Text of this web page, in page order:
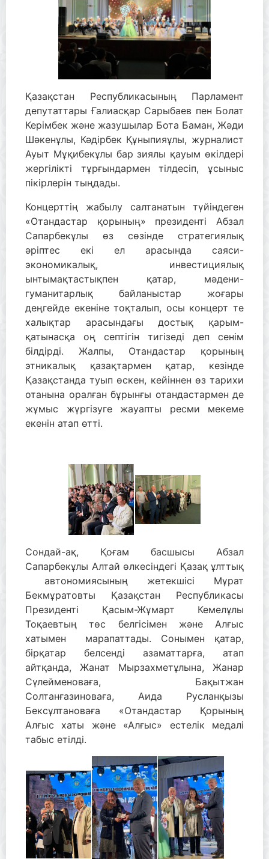
Қазақстан Республикасының Парламент
депутаттары Ғалиасқар Сарыбаев пен Болат
Керімбек және жазушылар Бота Баман, Жәди
Шәкенұлы, Кәдірбек Құныпияұлы, журналист
Ауыт Мұқибекұлы бар зиялы қауым өкілдері
жергілікті тұрғындармен тілдесіп, ұсыныс
пікірлерін тыңдады.
Концерттің жабылу салтанатын түйіндеген
«Отандастар қорының» президенті Абзал
Сапарбекұлы өз сөзінде стратегиялық
әріптес екі ел арасында саяси-
экономикалық, инвестициялық
ынтымақтастықпен қатар, мәдени-
гуманитарлық байланыстар жоғары
деңгейде екеніне тоқталып, осы концерт те
халықтар арасындағы достық қарым-
қатынасқа оң септігін тигізеді деп сенім
білдірді. Жалпы, Отандастар қорының
этникалық қазақтармен қатар, кезінде
Қазақстанда туып өскен, кейіннен өз тарихи
отанына оралған бұрынғы отандастармен де
жұмыс жүргізуге жауапты ресми мекеме
екенін атап өтті.
Сондай-ақ, Қоғам басшысы Абзал
Сапарбекұлы Алтай өлкесіндегі Қазақ ұлттық
автономиясының жетекшісі Мұрат
Бекмұратовты Қазақстан Республикасы
Президенті Қасым-Жұмарт Кемелұлы
Тоқаевтың төс белгісімен және Алғыс
хатымен марапаттады. Сонымен қатар,
бірқатар белсенді азаматтарға, атап
айтқанда, Жанат Мырзахметұлына, Жанар
Сүлейменоваға, Бақытжан
Солтанғазиноваға, Аида Русланқызы
Бексұлтановаға «Отандастар Қорының
Алғыс хаты және «Алғыс» естелік медалі
табыс етілді.